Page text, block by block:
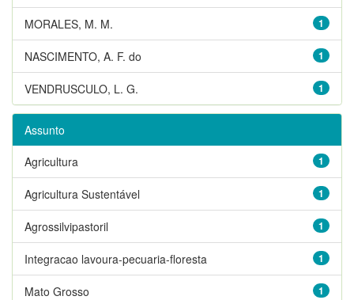
1
MORALES, M. M.
1
NASCIMENTO, A. F. do
1
VENDRUSCULO, L. G.
Assunto
1
Agricultura
1
Agricultura Sustentável
1
Agrossilvipastoril
1
Integracao lavoura-pecuaria-floresta
1
Mato Grosso